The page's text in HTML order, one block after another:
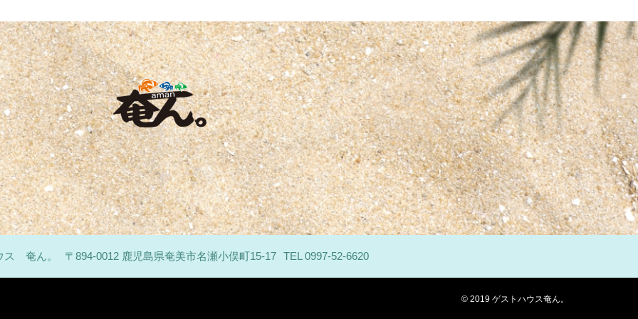
ス 奄ん。 〒894-0012 鹿児島県奄美市名瀬小俣町15-17 TEL 0997-52-6620
© 2019 ゲストハウス奄ん。